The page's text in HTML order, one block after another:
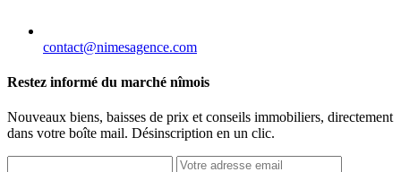
contact@nimesagence.com
Restez informé du marché nîmois
Nouveaux biens, baisses de prix et conseils immobiliers, directement
dans votre boîte mail. Désinscription en un clic.